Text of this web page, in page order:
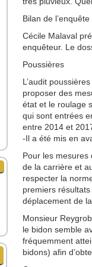
Bilan de
Cécile Malaval
enquêteur. Le
Poussières
L’audit
proposer des
état et le roulage
qui sont entrées
entre 2014 et
-Il a été mis en
Pour les mesures
de la carrière et
respecter la
premiers
déplacement de
Monsieur
le bidon semble
fréquemment
bidons) afin